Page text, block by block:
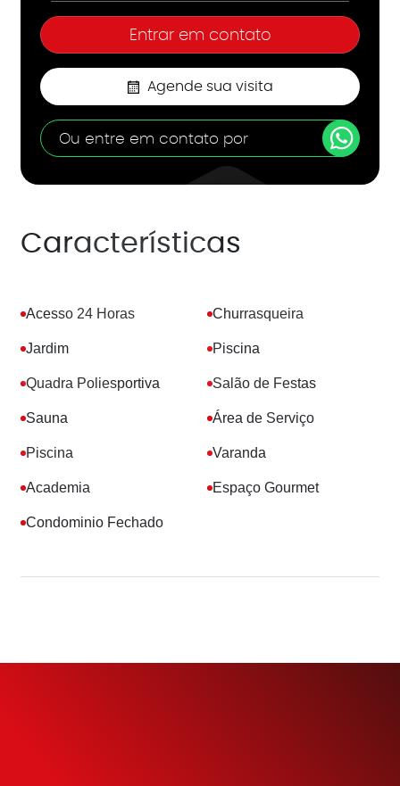
Agende sua visita
Ou entre em contato por
Características
Acesso 24 Horas Churrasqueira
Jardim Piscina
Quadra Poliesportiva Salão de Festas
Sauna Área de Serviço
Piscina Varanda
Academia Espaço Gourmet
Condominio Fechado